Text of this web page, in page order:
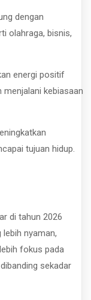
dengan
olahraga, bisnis,
energi positif
kebiasaan
tujuan hidup.
di tahun 2026
nyaman,
fokus pada
sekadar